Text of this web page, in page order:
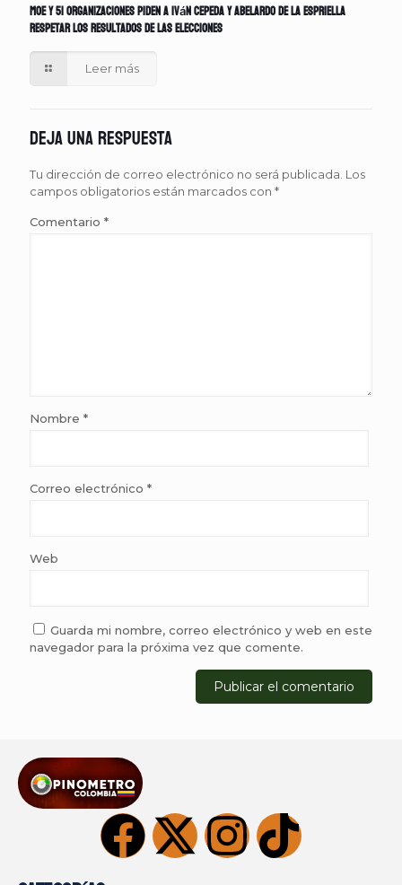
MOE y 51 organizaciones piden a Iván Cepeda y Abelardo de la Espriella
respetar los resultados de las elecciones
Leer más
Deja una respuesta
Tu dirección de correo electrónico no será publicada. Los
campos obligatorios están marcados con *
Comentario *
Nombre *
Correo electrónico *
Web
Guarda mi nombre, correo electrónico y web en este
navegador para la próxima vez que comente.